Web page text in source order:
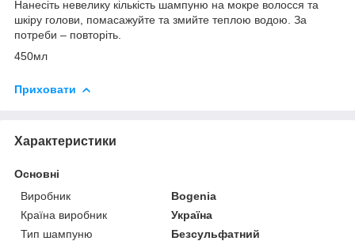
Нанесіть невелику кількість шампуню на мокре волосся та
шкіру голови, помасажуйте та змийте теплою водою. За
потреби – повторіть.
450мл
Приховати
Характеристики
Основні
Виробник
Bogenia
Країна виробник
Україна
Тип шампуню
Безсульфатний